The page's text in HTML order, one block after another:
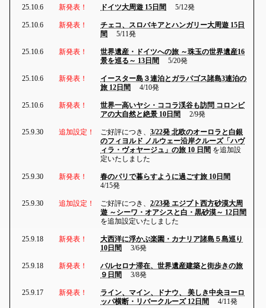
25.10.6 新発表！ ドイツ大周遊 15日間 5/12発
25.10.6 新発表！
チェコ、スロバキアとハンガリー大周遊 15日
間
5/11発
25.10.6 新発表！
世界遺産・ドイツへの旅 ～珠玉の世界遺産16
景を巡る～ 13日間
5/20発
25.10.6 新発表！
イースター島３連泊とガラパゴス諸島3連泊の
旅 12日間
4/10発
25.10.6 新発表！
世界一高いヤシ・ココラ渓谷も訪問 コロンビ
アの大自然と絶景 10日間
2/9発
25.9.30 追加設定！ ご好評につき、3/22発 北欧のオーロラと白銀
のフィヨルド ノルウェー沿岸クルーズ「ハヴ
ィラ・ヴォヤージュ」の旅 10 日間 を追加設
定いたしました
25.9.30 新発表！
春のパリで暮らすように過ごす旅 10日間
4/15発
25.9.30 追加設定！ ご好評につき、2/23発 エジプト西方砂漠大周
遊 ～シーワ・オアシスと白・黒砂漠～ 12日間
を追加設定いたしました
25.9.18 新発表！
大西洋に浮かぶ楽園・カナリア諸島５島巡り
10日間
3/6発
25.9.18 新発表！
バルセロナ滞在、世界遺産建築と街歩きの旅
９日間
3/8発
25.9.17 新発表！
ライン、マイン、ドナウ、 美しき中央ヨーロ
ッパ横断・リバークルーズ 12日間
4/11発